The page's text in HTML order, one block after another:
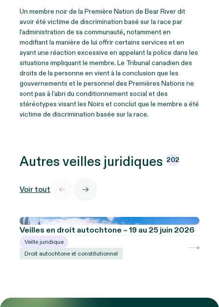
Un membre noir de la Première Nation de Bear River dit
avoir été victime de discrimination basé sur la race par
l’administration de sa communauté, notamment en
modifiant la manière de lui offrir certains services et en
ayant une réaction excessive en appelant la police dans les
situations impliquant le membre. Le Tribunal canadien des
droits de la personne en vient à la conclusion que les
gouvernements et le personnel des Premières Nations ne
sont pas à l’abri du conditionnement social et des
stéréotypes visant les Noirs et conclut que le membre a été
victime de discrimination basée sur la race.
Autres veilles juridiques 202
Voir tout
Veilles en droit autochtone – 19 au 25 juin 2026
Veille juridique
Droit autochtone et constitutionnel